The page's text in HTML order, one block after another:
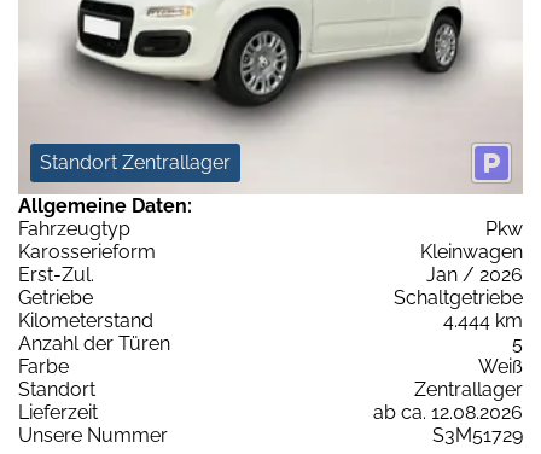
Standort Zentrallager
Allgemeine Daten:
Fahrzeugtyp
Pkw
Karosserieform
Kleinwagen
Erst-Zul.
Jan / 2026
Getriebe
Schaltgetriebe
Kilometerstand
4.444 km
Anzahl der Türen
5
Farbe
Weiß
Standort
Zentrallager
Lieferzeit
ab ca. 12.08.2026
Unsere Nummer
S3M51729